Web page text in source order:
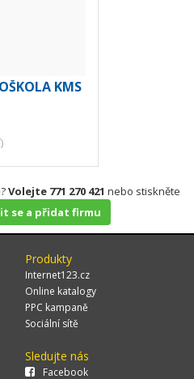
KMS
Volejte 771 270 421 nebo stiskněte
se a přidat firmu
Produkty
Internet123.cz
Online katalogy
PPC kampaně
Sociální sítě
Sledujte nás
Facebook